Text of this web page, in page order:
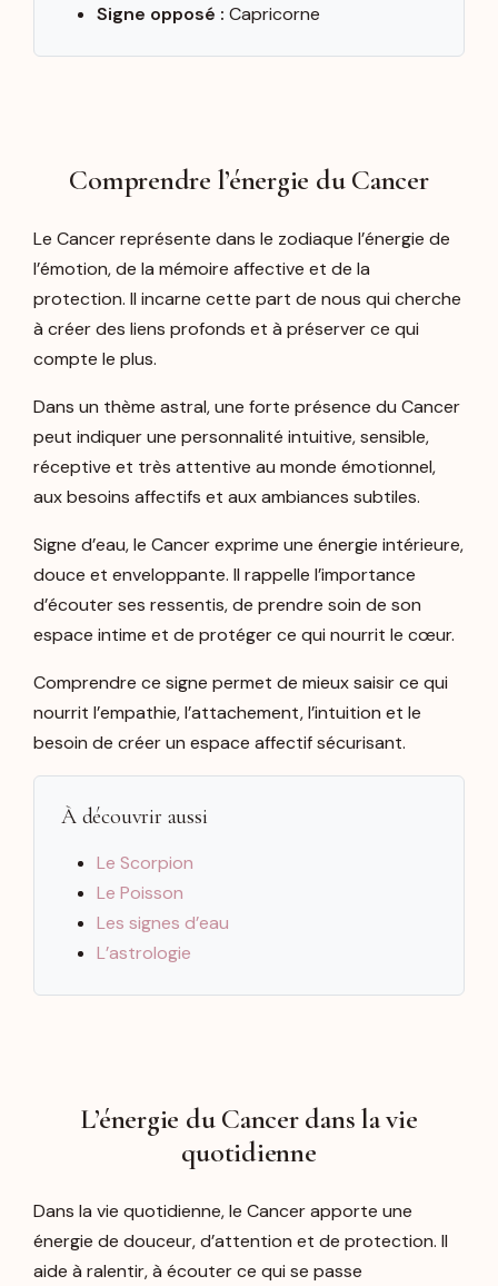
Signe opposé : Capricorne
Comprendre l’énergie du Cancer
Le Cancer représente dans le zodiaque l’énergie de
l’émotion, de la mémoire affective et de la
protection. Il incarne cette part de nous qui cherche
à créer des liens profonds et à préserver ce qui
compte le plus.
Dans un thème astral, une forte présence du Cancer
peut indiquer une personnalité intuitive, sensible,
réceptive et très attentive au monde émotionnel,
aux besoins affectifs et aux ambiances subtiles.
Signe d’eau, le Cancer exprime une énergie intérieure,
douce et enveloppante. Il rappelle l’importance
d’écouter ses ressentis, de prendre soin de son
espace intime et de protéger ce qui nourrit le cœur.
Comprendre ce signe permet de mieux saisir ce qui
nourrit l’empathie, l’attachement, l’intuition et le
besoin de créer un espace affectif sécurisant.
À découvrir aussi
Le Scorpion
Le Poisson
Les signes d’eau
L’astrologie
L’énergie du Cancer dans la vie
quotidienne
Dans la vie quotidienne, le Cancer apporte une
énergie de douceur, d’attention et de protection. Il
aide à ralentir, à écouter ce qui se passe